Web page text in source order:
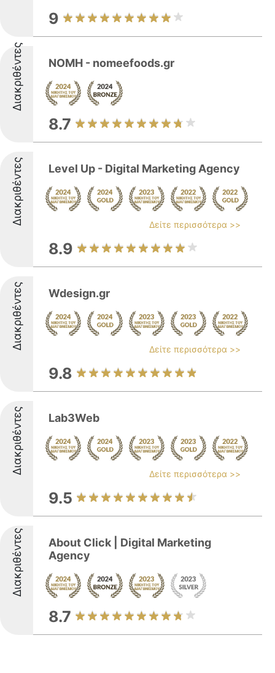
9
Διακριθέντες ΝΟΜΗ - nomeefoods.gr
8.7
Διακριθέντες Level Up - Digital Marketing Agency
Δείτε περισσότερα >>
8.9
Διακριθέντες Wdesign.gr
Δείτε περισσότερα >>
9.8
Διακριθέντες Lab3Web
Δείτε περισσότερα >>
9.5
Διακριθέντες
About Click | Digital Marketing
Agency
8.7